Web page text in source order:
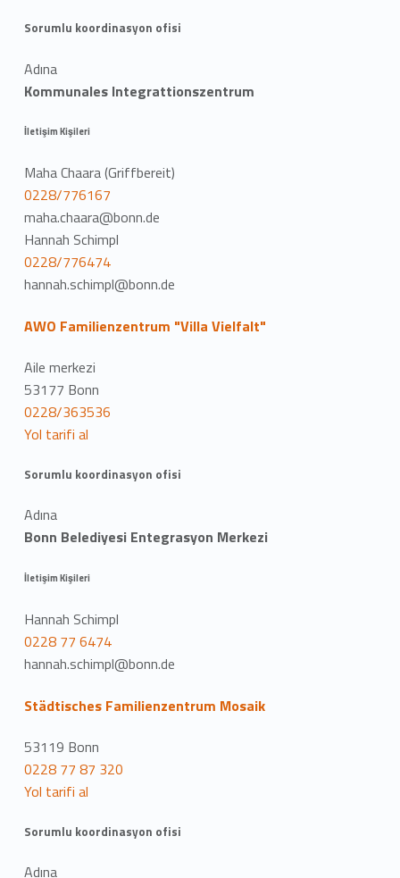
Sorumlu koordinasyon ofisi
Adına
Kommunales Integrattionszentrum
İletişim Kişileri
Maha Chaara (Griffbereit)
0228/776167
maha.chaara@bonn.de
Hannah Schimpl
0228/776474
hannah.schimpl@bonn.de
AWO Familienzentrum "Villa Vielfalt"
Aile merkezi
53177 Bonn
0228/363536
Yol tarifi al
Sorumlu koordinasyon ofisi
Adına
Bonn Belediyesi Entegrasyon Merkezi
İletişim Kişileri
Hannah Schimpl
0228 77 6474
hannah.schimpl@bonn.de
Städtisches Familienzentrum Mosaik
53119 Bonn
0228 77 87 320
Yol tarifi al
Sorumlu koordinasyon ofisi
Adına